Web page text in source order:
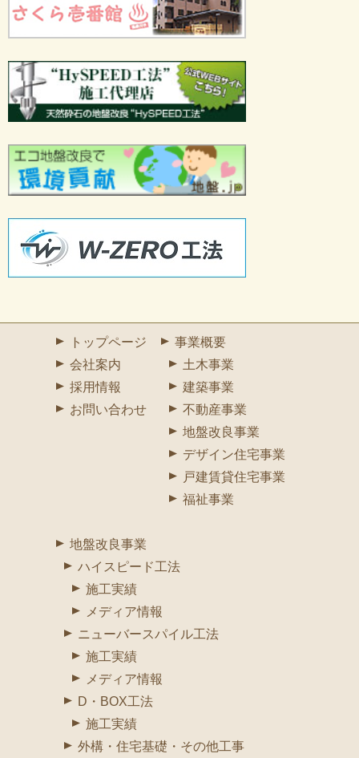
トップページ
会社案内
採用情報
お問い合わせ
事業概要
土木事業
建築事業
不動産事業
地盤改良事業
デザイン住宅事業
戸建賃貸住宅事業
福祉事業
地盤改良事業
ハイスピード工法
施工実績
メディア情報
ニューバースパイル工法
施工実績
メディア情報
D・BOX工法
施工実績
外構・住宅基礎・その他工事